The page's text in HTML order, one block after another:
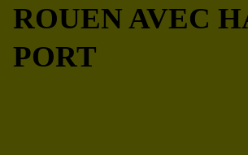
ROUEN AVEC
PORT